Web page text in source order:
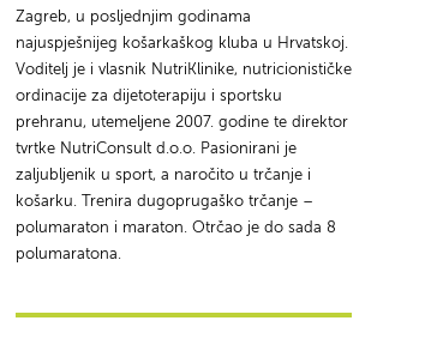
Zagreb, u posljednjim godinama
najuspješnijeg košarkaškog kluba u Hrvatskoj.
Voditelj je i vlasnik NutriKlinike, nutricionističke
ordinacije za dijetoterapiju i sportsku
prehranu, utemeljene 2007. godine te direktor
tvrtke NutriConsult d.o.o. Pasionirani je
zaljubljenik u sport, a naročito u trčanje i
košarku. Trenira dugoprugaško trčanje –
polumaraton i maraton. Otrčao je do sada 8
polumaratona.